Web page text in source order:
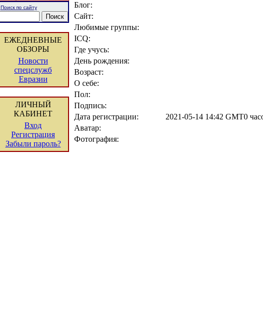
Поиск по сайту
ЕЖЕДНЕВНЫЕ
ОБЗОРЫ
Новости
спецслужб
Евразии
ЛИЧНЫЙ
КАБИНЕТ
Вход
Регистрация
Забыли пароль?
Блог:
Сайт:
Любимые группы:
ICQ:
Где учусь:
День рождения:
Возраст:
О себе:
Пол:
Подпись:
Дата регистрации:
2021-05-14 14:42 GMT0
Аватар:
Фотография: